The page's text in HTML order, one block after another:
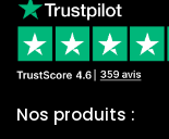
Nos produits :